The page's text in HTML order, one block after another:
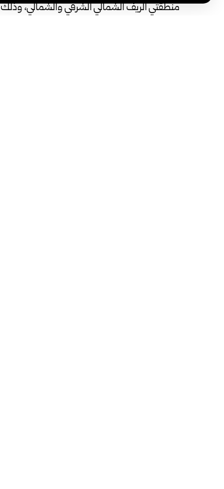
منطقتي الريف الشمالي الشرقي والشمالي،